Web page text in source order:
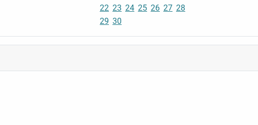
22 23 24 25 26 27 28
29 30